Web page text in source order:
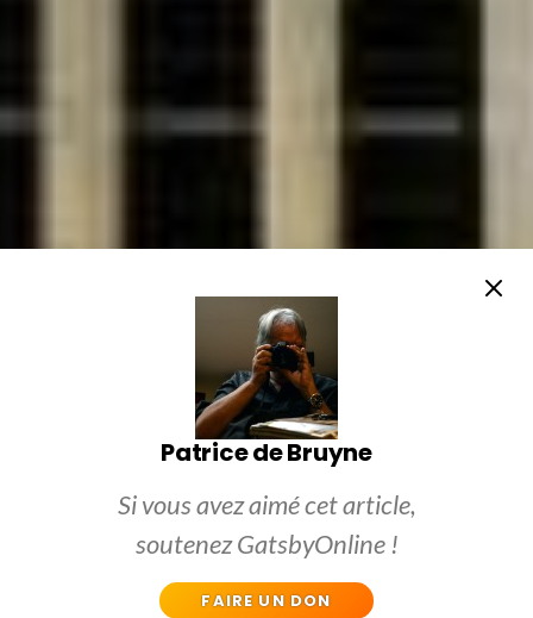
Patrice de Bruyne
Si vous avez aimé cet article,
soutenez GatsbyOnline !
FAIRE UN DON